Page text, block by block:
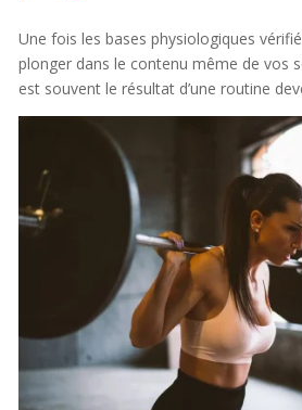
Une fois les bases physiologiques
plonger dans le contenu même de vos
est souvent le résultat d’une routine